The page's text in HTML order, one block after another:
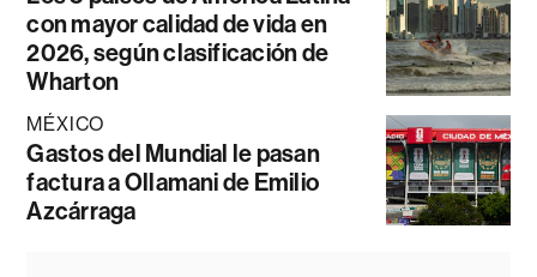
con mayor calidad de vida en
2026, según clasificación de
Wharton
MÉXICO
Gastos del Mundial le pasan
factura a Ollamani de Emilio
Azcárraga